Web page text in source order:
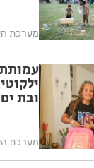
מערכת
ובת ים
מערכת